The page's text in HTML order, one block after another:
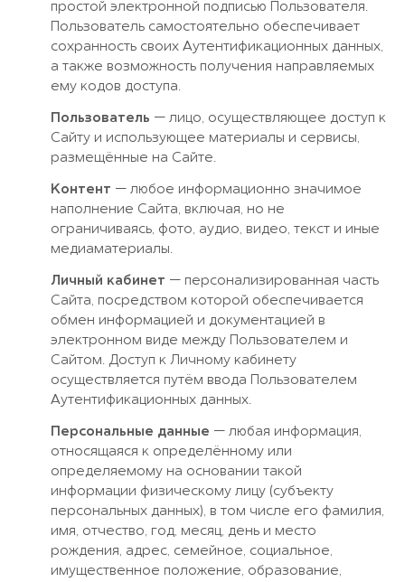
простой электронной подписью Пользователя.
Пользователь самостоятельно обеспечивает
сохранность своих Аутентификационных данных,
а также возможность получения направляемых
ему кодов доступа.
Пользователь — лицо, осуществляющее доступ к
Сайту и использующее материалы и сервисы,
размещённые на Сайте.
Контент — любое информационно значимое
наполнение Сайта, включая, но не
ограничиваясь, фото, аудио, видео, текст и иные
медиаматериалы.
Личный кабинет — персонализированная часть
Сайта, посредством которой обеспечивается
обмен информацией и документацией в
электронном виде между Пользователем и
Сайтом. Доступ к Личному кабинету
осуществляется путём ввода Пользователем
Аутентификационных данных.
Персональные данные — любая информация,
относящаяся к определённому или
определяемому на основании такой
информации физическому лицу (субъекту
персональных данных), в том числе его фамилия,
имя, отчество, год, месяц, день и место
рождения, адрес, семейное, социальное,
имущественное положение, образование,